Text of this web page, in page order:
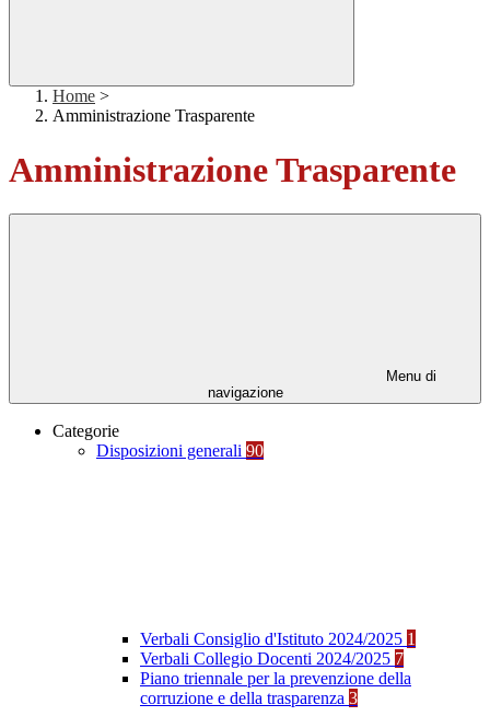
Home >
Amministrazione Trasparente
Amministrazione Trasparente
Menu di
navigazione
Categorie
Disposizioni generali 90
Verbali Consiglio d'Istituto 2024/2025 1
Verbali Collegio Docenti 2024/2025 7
Piano triennale per la prevenzione della
corruzione e della trasparenza 3